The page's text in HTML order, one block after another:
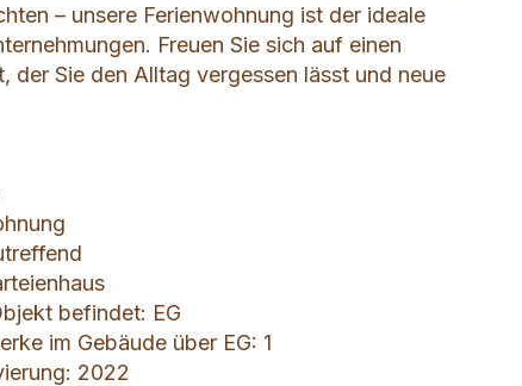
– unsere Ferienwohnung ist der ideale
Freuen Sie sich auf einen
der Sie den Alltag vergessen lässt und neue
befindet: EG
im Gebäude über EG: 1
2022